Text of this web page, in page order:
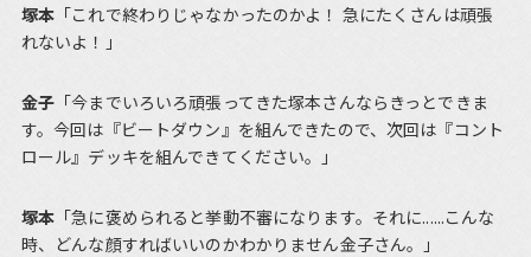
塚本 「これで終わりじゃなかったのかよ！ 急にたくさんは頑張
れないよ！」
金子 「今までいろいろ頑張ってきた塚本さんならきっとできま
す。今回は『ビートダウン』を組んできたので、次回は『コント
ロール』デッキを組んできてください。」
塚本 「急に褒められると挙動不審になります。それに......こんな
時、どんな顔すればいいのかわかりません金子さん。」